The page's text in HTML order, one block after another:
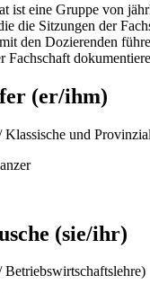
ist eine Gruppe von
die Sitzungen der
den Dozierenden
Fachschaft
(er/ihm)
Klassische und
(sie/ihr)